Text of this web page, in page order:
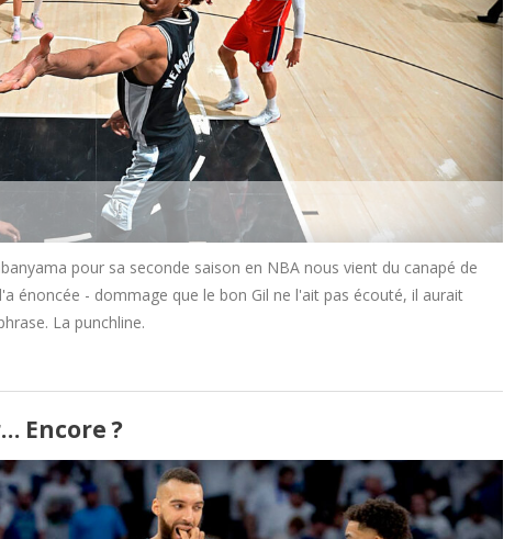
pour sa seconde saison en NBA nous vient du canapé de
énoncée - dommage que le bon Gil ne l'ait pas écouté, il aurait
La punchline.
Encore ?